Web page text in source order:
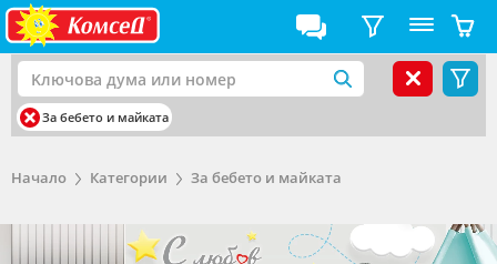
За бебето и майката
Начало Категории За бебето и майката